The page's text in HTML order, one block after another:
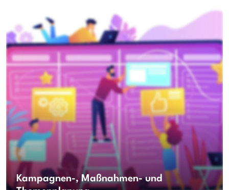
Zeitungen und Redaktionen aus der Verlagsgruppe.
Kampagnen-, Maßnahmen- und